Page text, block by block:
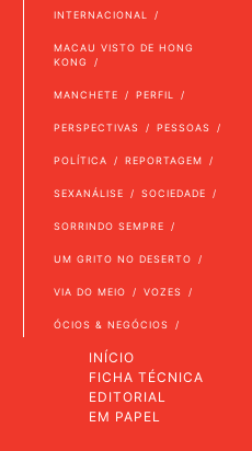
INTERNACIONAL
MACAU VISTO DE HONG
KONG
MANCHETE PERFIL
PERSPECTIVAS PESSOAS
POLÍTICA REPORTAGEM
SEXANÁLISE SOCIEDADE
SORRINDO SEMPRE
UM GRITO NO DESERTO
VIA DO MEIO VOZES
ÓCIOS & NEGÓCIOS
INÍCIO
FICHA TÉCNICA
EDITORIAL
EM PAPEL